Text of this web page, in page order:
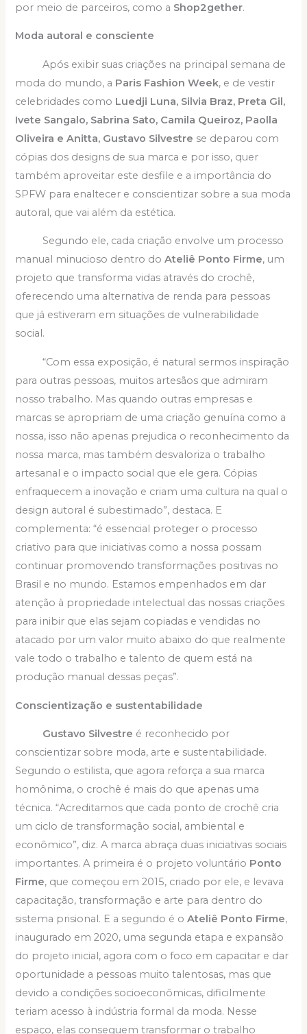
por meio de parceiros, como a Shop2gether.
Moda autoral e consciente
Após exibir suas criações na principal semana de
moda do mundo, a Paris Fashion Week, e de vestir
celebridades como Luedji Luna, Silvia Braz, Preta Gil,
Ivete Sangalo, Sabrina Sato, Camila Queiroz, Paolla
Oliveira e Anitta, Gustavo Silvestre se deparou com
cópias dos designs de sua marca e por isso, quer
também aproveitar este desfile e a importância do
SPFW para enaltecer e conscientizar sobre a sua moda
autoral, que vai além da estética.
Segundo ele, cada criação envolve um processo
manual minucioso dentro doAteliê Ponto Firme, um
projeto que transforma vidas através do crochê,
oferecendo uma alternativa de renda para pessoas
que já estiveram em situações de vulnerabilidade
social.
“Com essa exposição, é natural sermos inspiração
para outras pessoas, muitos artesãos que admiram
nosso trabalho. Mas quando outras empresas e
marcas se apropriam de uma criação genuína como a
nossa, isso não apenas prejudica o reconhecimento da
nossa marca, mas também desvaloriza o trabalho
artesanal e o impacto social que ele gera. Cópias
enfraquecem a inovação e criam uma cultura na qual o
design autoral é subestimado”, destaca. E
complementa: “é essencial proteger o processo
criativo para que iniciativas como a nossa possam
continuar promovendo transformações positivas no
Brasil e no mundo. Estamos empenhados em dar
atenção à propriedade intelectual das nossas criações
para inibir que elas sejam copiadas e vendidas no
atacado por um valor muito abaixo do que realmente
vale todo o trabalho e talento de quem está na
produção manual dessas peças”.
Conscientização e sustentabilidade
Gustavo Silvestre é reconhecido por
conscientizar sobre moda, arte e sustentabilidade.
Segundo o estilista, que agora reforça a sua marca
homônima, o crochê é mais do que apenas uma
técnica. “Acreditamos que cada ponto de crochê cria
um ciclo de transformação social, ambiental e
econômico”, diz. A marca abraça duas iniciativas sociais
importantes. A primeira é o projeto voluntário Ponto
Firme, que começou em 2015, criado por ele, e levava
capacitação, transformação e arte para dentro do
sistema prisional. E a segundo é oAteliê Ponto Firme,
inaugurado em 2020, uma segunda etapa e expansão
do projeto inicial, agora com o foco em capacitar e dar
oportunidade a pessoas muito talentosas, mas que
devido a condições socioeconômicas, dificilmente
teriam acesso à indústria formal da moda. Nesse
espaço, elas conseguem transformar o trabalho